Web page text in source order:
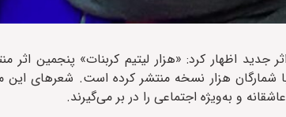
جدید اظهار کرد: «هزار لیتیم کربنات» پنجمین
۱۱۲ صفحه، قطع رقعی و با شمارگان هزار نسخه منتشر کرده